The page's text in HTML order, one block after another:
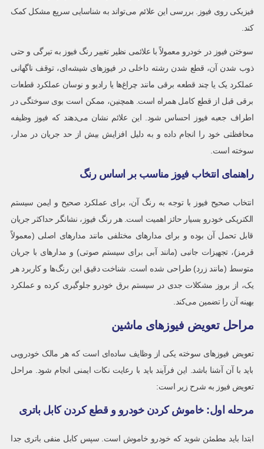
فیزیکی روی فیوز. بررسی این علائم می‌تواند به شناسایی سریع مشکل کمک
کند.
سوختن فیوز در خودرو معمولاً با علائمی نظیر تغییر رنگ فیوز به تیرگی و حتی
ذوب شدن آن، قطع شدن رشته داخلی در فیوزهای شیشه‌ای، توقف ناگهانی
عملکرد یک یا چند قطعه برقی مانند چراغ‌ها یا رادیو و نوسان عملکرد قطعات
برقی قبل از قطع کامل همراه است. همچنین، ممکن است بوی سوختگی در
اطراف جعبه فیوز احساس شود. این علائم نشان می‌دهند که فیوز وظیفه
محافظتی خود را انجام داده و به دلیل افزایش بیش از حد جریان در مدار،
سوخته است.
راهنمای انتخاب فیوز مناسب بر اساس رنگ
انتخاب صحیح فیوز با توجه به رنگ آن، برای عملکرد صحیح و ایمن سیستم
الکتریکی خودرو بسیار حائز اهمیت است. هر رنگ فیوز، نشانگر حداکثر جریان
قابل تحمل آن بوده و برای مدارهای مختلفی مانند مدارهای اصلی (معمولاً
قرمز)، تجهیزات جانبی (مانند آبی برای سیستم صوتی) و مدارهای با جریان
متوسط (مانند زرد) طراحی شده است. شناخت دقیق این رنگ‌ها و کاربرد هر
یک، از بروز مشکلات جدی در سیستم برق خودرو جلوگیری کرده و عملکرد
بهینه آن را تضمین می‌کند.
مراحل تعویض فیوزهای ماشین
تعویض فیوزهای سوخته یکی از وظایف ساده‌ای است که هر مالک خودرویی
باید با آن آشنا باشد. این فرآیند باید با رعایت نکات ایمنی انجام شود. مراحل
تعویض فیوز به شرح زیر است:
مرحله اول: خاموش کردن خودرو و قطع کردن کابل باتری
ابتدا باید مطمئن شوید که خودرو خاموش است. سپس کابل منفی باتری جدا